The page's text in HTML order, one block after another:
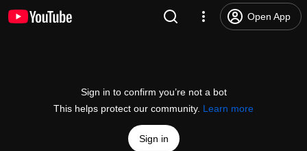
Open App
Sign in to confirm you’re not a bot
This helps protect our community. Learn more
Sign in